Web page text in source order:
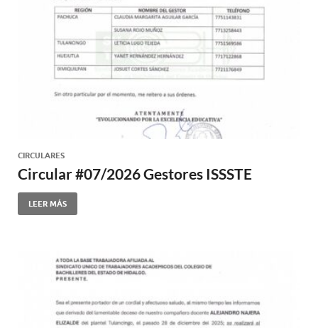
CIRCULARES
Circular #07/2026 Gestores ISSSTE
LEER MÁS